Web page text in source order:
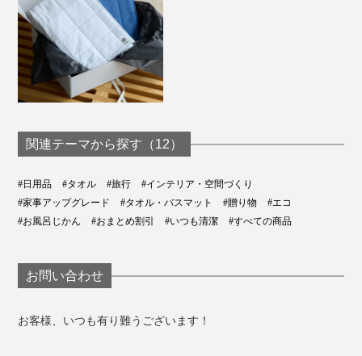
にも重宝します。
『UKIHA』ハンドタオルはこちら >>
関連テーマから探す（12）
#日用品 #タオル #旅行
#インテリア・空間づくり
#家事アップグレード
#タオル・バスマット #贈り物
#エコ
#お風呂じかん
#おまとめ割引 #いつも清潔 #すべての商品
お問い合わせ
お客様、いつも有り難うございます！